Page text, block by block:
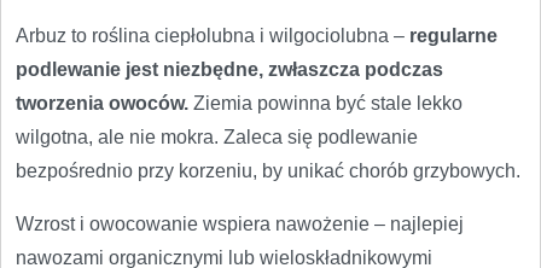
Arbuz to roślina ciepłolubna i wilgociolubna – regularne
podlewanie jest niezbędne, zwłaszcza podczas
tworzenia owoców. Ziemia powinna być stale lekko
wilgotna, ale nie mokra. Zaleca się podlewanie
bezpośrednio przy korzeniu, by unikać chorób grzybowych.
Wzrost i owocowanie wspiera nawożenie – najlepiej
nawozami organicznymi lub wieloskładnikowymi